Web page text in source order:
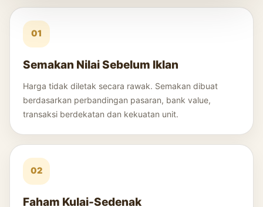
01
Semakan Nilai Sebelum Iklan
Harga tidak diletak secara rawak. Semakan dibuat
berdasarkan perbandingan pasaran, bank value,
transaksi berdekatan dan kekuatan unit.
02
Faham Kulai-Sedenak